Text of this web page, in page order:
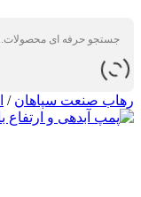
رهاب صنعت سپاهان /